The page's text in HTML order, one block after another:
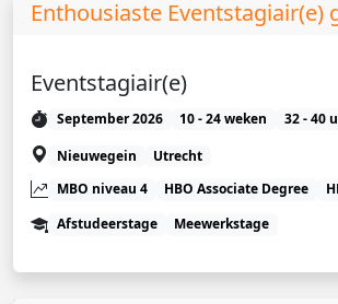
Enthousiaste Eventstagiair(e)
Eventstagiair(e)
September 2026 10 - 24 weken
32 - 40
Nieuwegein
Utrecht
MBO niveau 4
HBO Associate Degree
Afstudeerstage
Meewerkstage